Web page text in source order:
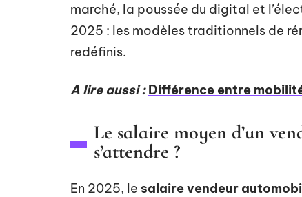
marché, la poussée du digital et
2025 : les modèles traditionnels de
redéfinis.
A lire aussi : Différence entre
Le salaire moyen d’un
s’attendre ?
En 2025, le salaire vendeur